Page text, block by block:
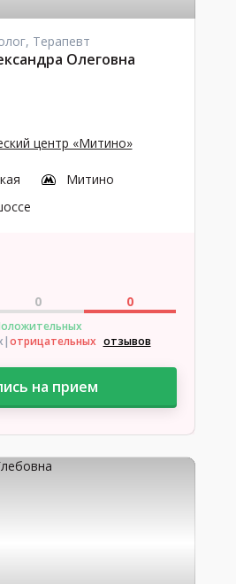
Терапевт
Олеговна
центр «Митино»
Митино
0 0
|отрицательных отзывов
на прием